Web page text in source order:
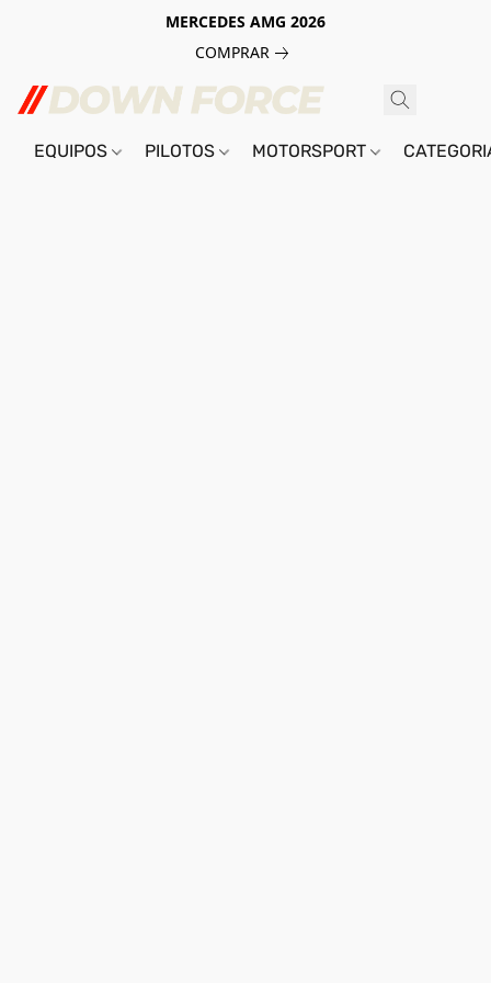
MERCEDES AMG 2026
COMPRAR
EQUIPOS PILOTOS MOTORSPORT